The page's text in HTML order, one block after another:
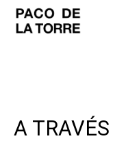
A TRAVÉS